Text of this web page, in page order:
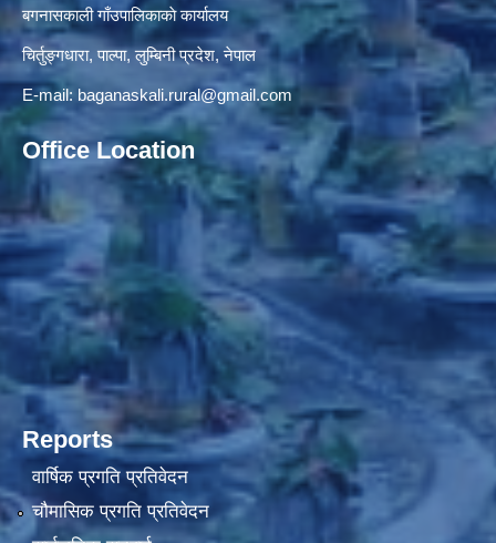
बगनासकाली गाँउपालिकाकाे कार्यालय
चिर्तुङ्गधारा, पाल्पा, लुम्बिनी प्रदेश, नेपाल
E-mail: baganaskali.rural@gmail.com
Office Location
Reports
वार्षिक प्रगति प्रतिवेदन
चौमासिक प्रगति प्रतिवेदन